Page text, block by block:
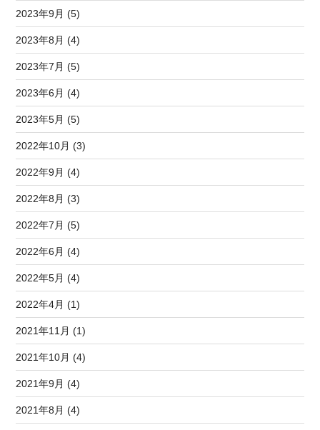
2023年9月 (5)
2023年8月 (4)
2023年7月 (5)
2023年6月 (4)
2023年5月 (5)
2022年10月 (3)
2022年9月 (4)
2022年8月 (3)
2022年7月 (5)
2022年6月 (4)
2022年5月 (4)
2022年4月 (1)
2021年11月 (1)
2021年10月 (4)
2021年9月 (4)
2021年8月 (4)